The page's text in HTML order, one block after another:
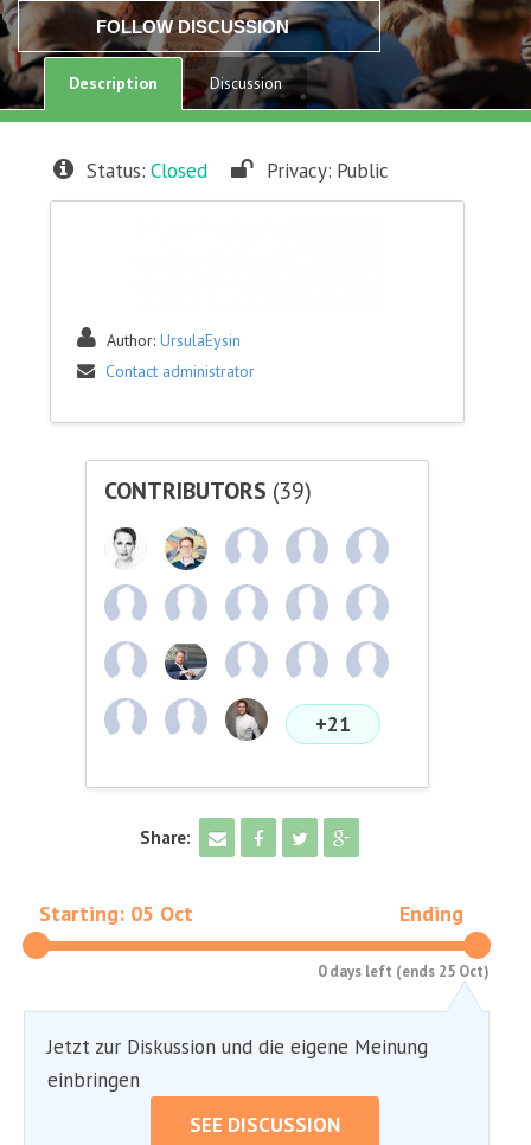
FOLLOW DISCUSSION
Description Discussion
Starting: 05 Oct Ending
0 days left (ends 25 Oct)
Jetzt zur Diskussion und die eigene Meinung
einbringen
SEE DISCUSSION
Status: Closed Privacy: Public
Author: UrsulaEysin
Contact administrator
CONTRIBUTORS (39)
+21
Share: